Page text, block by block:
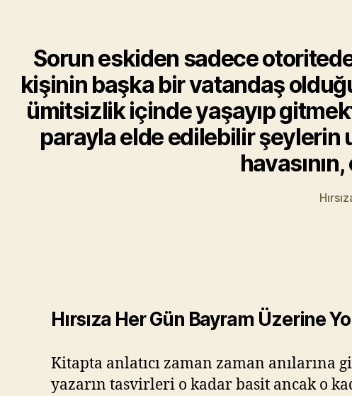
Sorun eskiden sadece
kişinin başka bir vatandaş
ümitsizlik içinde yaşayıp
parayla elde edilebilir şeylerin
Hırsıza Her Gün Bayram Üzerine
Kitapta anlatıcı zaman zaman anılarına
yazarın tasvirleri o kadar basit ancak o